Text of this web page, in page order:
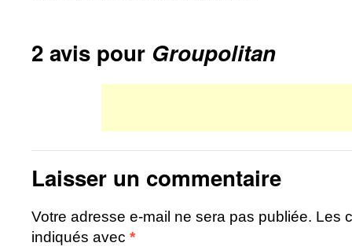
2 avis pour Groupolitan
Laisser un commentaire
Votre adresse e-mail ne sera pas publiée. Les
indiqués avec *